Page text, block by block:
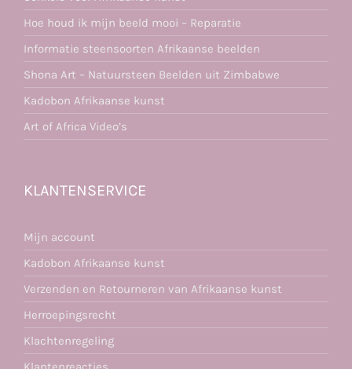
Hoe houd ik mijn beeld mooi – Reparatie
Informatie steensoorten Afrikaanse beelden
Shona Art – Natuursteen Beelden uit Zimbabwe
Kadobon Afrikaanse kunst
Art of Africa Video’s
KLANTENSERVICE
Mijn account
Kadobon Afrikaanse kunst
Verzenden en Retourneren van Afrikaanse kunst
Herroepingsrecht
Klachtenregeling